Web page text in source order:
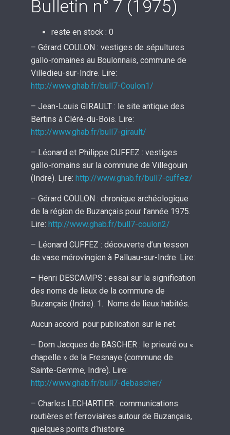
Bulletin n° 7 (1975)
reste en stock : 0
– Gérard COULON : vestiges de sépultures
gallo-romaines au Boulonnais, commune de
Villedieu-sur-Indre. Lire:
http://www.ghab.fr/bull7-Coulon1/
– Jean-Louis GIRAULT : le site antique des
Bertins à Cléré-du-Bois. Lire:
http://www.ghab.fr/bull7-girault/
– Léonard et Philippe CUFFEZ : vestiges
gallo-romains sur la commune de Villegouin
(Indre). Lire: http://www.ghab.fr/bull7-cuffez/
– Gérard COULON : chronique archéologique
de la région de Buzançais pour l’année 1975.
Lire: http://www.ghab.fr/bull7-coulon2/
– Léonard CUFFEZ : découverte d’un tesson
de vase mérovingien à Palluau-sur-Indre. Lire:
– Henri DESCAMPS : essai sur la signification
des noms de lieux de la commune de
Buzançais (Indre). 1. Noms de lieux habités.
Aucun accord pour publication sur le net.
– Dom Jacques de BASCHER : le prieuré ou «
chapelle » de la Fresnaye (commune de
Sainte-Gemme, Indre). Lire:
http://www.ghab.fr/bull7-debascher/
– Charles LECHARTIER : communications
routières et ferroviaires autour de Buzançais,
quelques points d’histoire.